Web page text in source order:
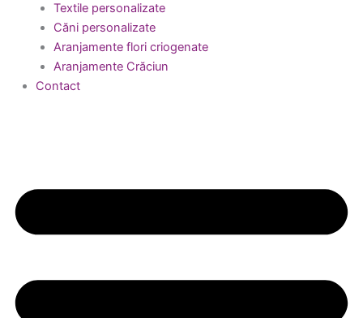
Textile personalizate
Căni personalizate
Aranjamente flori criogenate
Aranjamente Crăciun
Contact